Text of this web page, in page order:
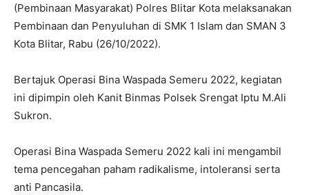
(Pembinaan Masyarakat) Polres Blitar Kota melaksanakan
Pembinaan dan Penyuluhan di SMK 1 Islam dan SMAN 3
Kota Blitar, Rabu (26/10/2022).
Bertajuk Operasi Bina Waspada Semeru 2022, kegiatan
ini dipimpin oleh Kanit Binmas Polsek Srengat Iptu M.Ali
Sukron.
Operasi Bina Waspada Semeru 2022 kali ini mengambil
tema pencegahan paham radikalisme, intoleransi serta
anti Pancasila.